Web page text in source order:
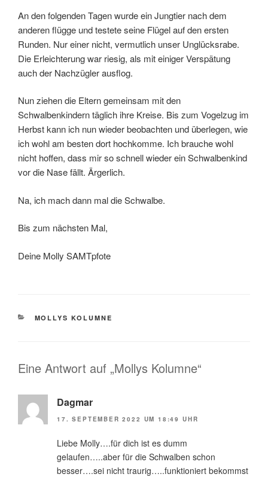
An den folgenden Tagen wurde ein Jungtier nach dem
anderen flügge und testete seine Flügel auf den ersten
Runden. Nur einer nicht, vermutlich unser Unglücksrabe.
Die Erleichterung war riesig, als mit einiger Verspätung
auch der Nachzügler ausflog.
Nun ziehen die Eltern gemeinsam mit den
Schwalbenkindern täglich ihre Kreise. Bis zum Vogelzug im
Herbst kann ich nun wieder beobachten und überlegen, wie
ich wohl am besten dort hochkomme. Ich brauche wohl
nicht hoffen, dass mir so schnell wieder ein Schwalbenkind
vor die Nase fällt. Ärgerlich.
Na, ich mach dann mal die Schwalbe.
Bis zum nächsten Mal,
Deine Molly SAMTpfote
KATEGORIEN
MOLLYS KOLUMNE
Eine Antwort auf „Mollys Kolumne“
Dagmar
17. SEPTEMBER 2022 UM 18:49 UHR
Liebe Molly….für dich ist es dumm
gelaufen…..aber für die Schwalben schon
besser….sei nicht traurig…..funktioniert bekommst